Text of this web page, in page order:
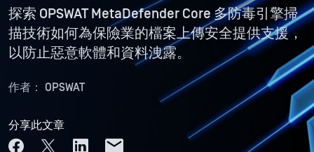
探索 OPSWAT MetaDefender Core 多防毒引擎掃
描技術如何為保險業的檔案上傳安全提供支援，
以防止惡意軟體和資料洩露。
作者： OPSWAT
分享此文章